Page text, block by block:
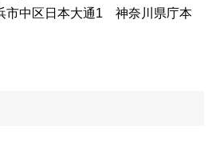
市中区日本大通1 神奈川県庁本